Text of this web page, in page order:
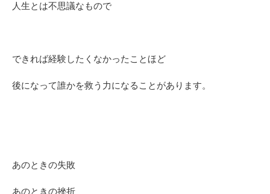
人生とは不思議なもので
できれば経験したくなかったことほど
後になって誰かを救う力になることがあります。
あのときの失敗
あのときの挫折